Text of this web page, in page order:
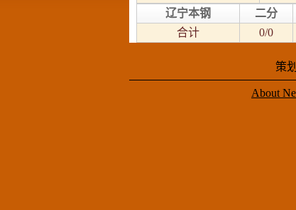
辽宁本钢
二分
合计
0/0
策
About